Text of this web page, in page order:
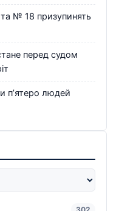
№ 18 призупинять
перед судом
п’ятеро людей